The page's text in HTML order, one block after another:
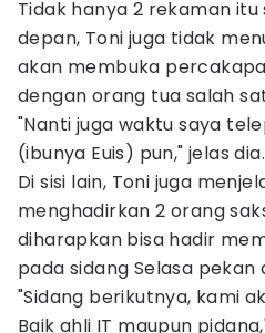
Tidak hanya 2 rekaman itu
depan, Toni juga tidak
akan membuka
dengan orang tua salah
"Nanti juga waktu saya
(ibunya Euis) pun," jelas dia.
Di sisi lain, Toni juga
menghadirkan 2 orang
diharapkan bisa hadir
pada sidang Selasa pekan
"Sidang berikutnya, kami
Baik ahli IT maupun